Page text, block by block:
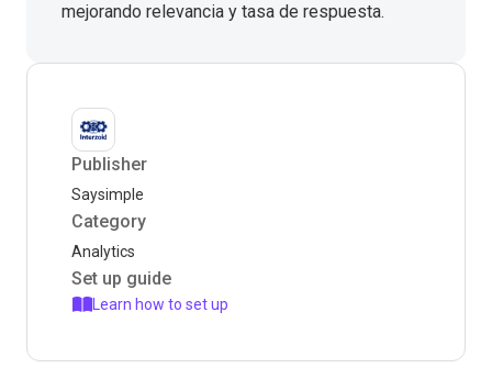
mejorando relevancia y tasa de respuesta.
Publisher
Saysimple
Category
Analytics
Set up guide
Learn how to set up